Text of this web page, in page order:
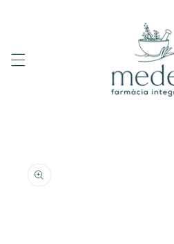
a la
información